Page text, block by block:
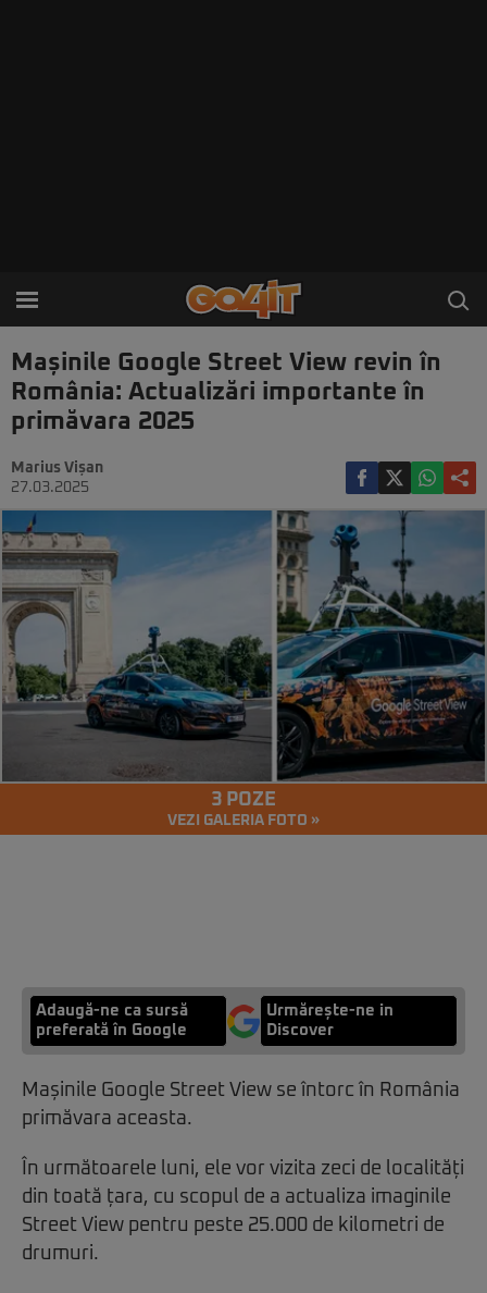
Mașinile Google Street View revin în
România: Actualizări importante în
primăvara 2025
Marius Vișan
27.03.2025
3 POZE
VEZI GALERIA FOTO »
Adaugă-ne ca sursă
preferată în Google
Urmărește-ne in
Discover
Mașinile Google Street View se întorc în România
primăvara aceasta.
În următoarele luni, ele vor vizita zeci de localități
din toată țara, cu scopul de a actualiza imaginile
Street View pentru peste 25.000 de kilometri de
drumuri.